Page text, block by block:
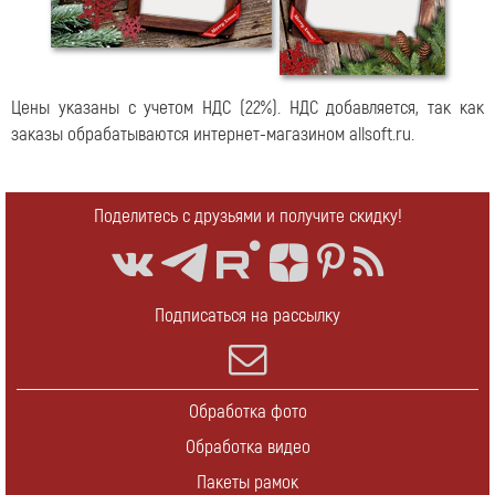
Цены указаны с учетом НДС (22%). НДС добавляется, так как
заказы обрабатываются интернет-магазином allsoft.ru.
Поделитесь с друзьями и получите скидку!
Подписаться на рассылку
Обработка фото
Обработка видео
Пакеты рамок